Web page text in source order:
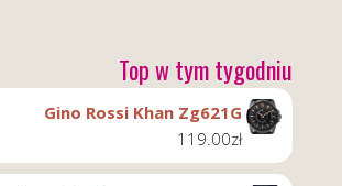
Top w tym tygodniu
Gino Rossi Khan Zg621G
119.00zł